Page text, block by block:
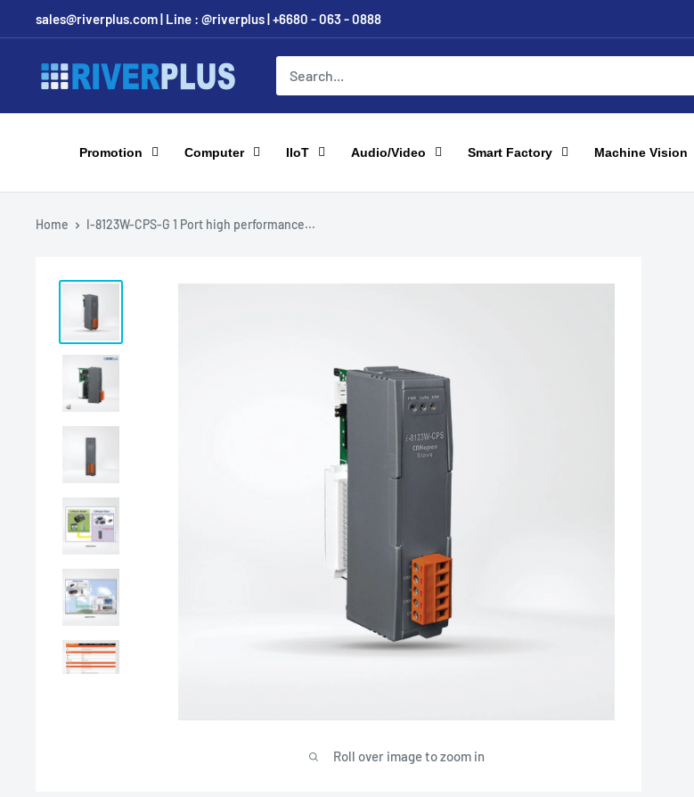
to
content
sales@riverplus.com | Line : @riverplus | +6680 - 063 - 0888
Riverplus
Promotion Computer IIoT Audio/Video Smart Factory Machine Vision
Home I-8123W-CPS-G 1 Port high performance...
Roll over image to zoom in